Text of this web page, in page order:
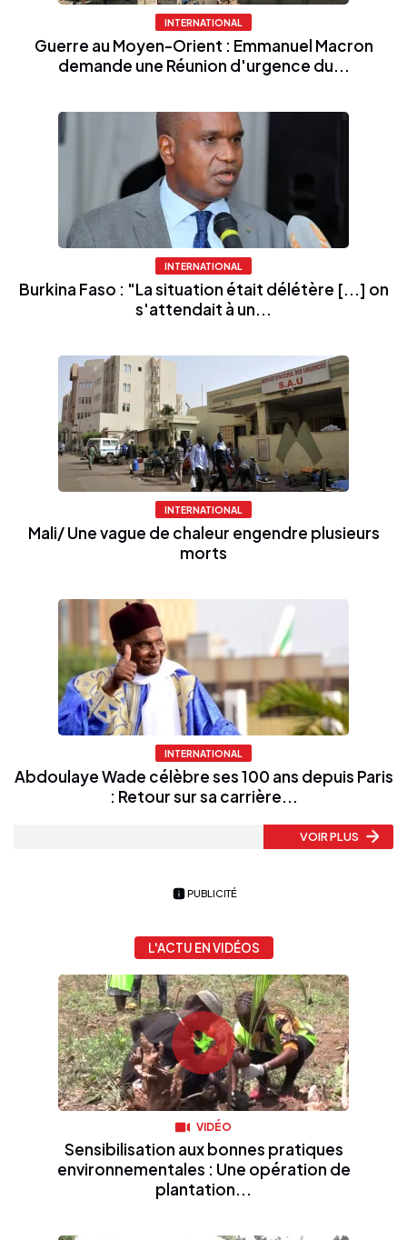
INTERNATIONAL
Guerre au Moyen-Orient : Emmanuel Macron
demande une Réunion d'urgence du...
INTERNATIONAL
Burkina Faso : "La situation était délétère [...] on
s'attendait à un...
INTERNATIONAL
Mali/ Une vague de chaleur engendre plusieurs
morts
INTERNATIONAL
Abdoulaye Wade célèbre ses 100 ans depuis Paris
: Retour sur sa carrière...
VOIR PLUS
PUBLICITÉ
L'ACTU EN VIDÉOS
VIDÉO
Sensibilisation aux bonnes pratiques
environnementales : Une opération de
plantation...